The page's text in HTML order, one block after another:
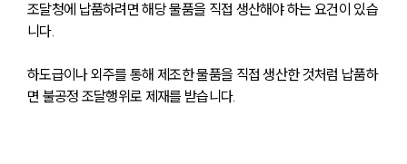
조달청에 납품하려면 해당 물품을 직접 생산해야 하는 요건이 있습
니다.
하도급이나 외주를 통해 제조한 물품을 직접 생산한 것처럼 납품하
면 불공정 조달행위로 제재를 받습니다.